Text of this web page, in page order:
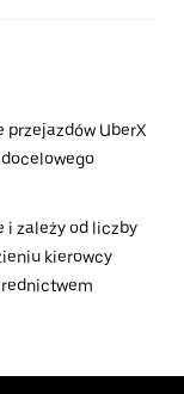
przejazdów UberX
i zależy od liczby
kierowcy